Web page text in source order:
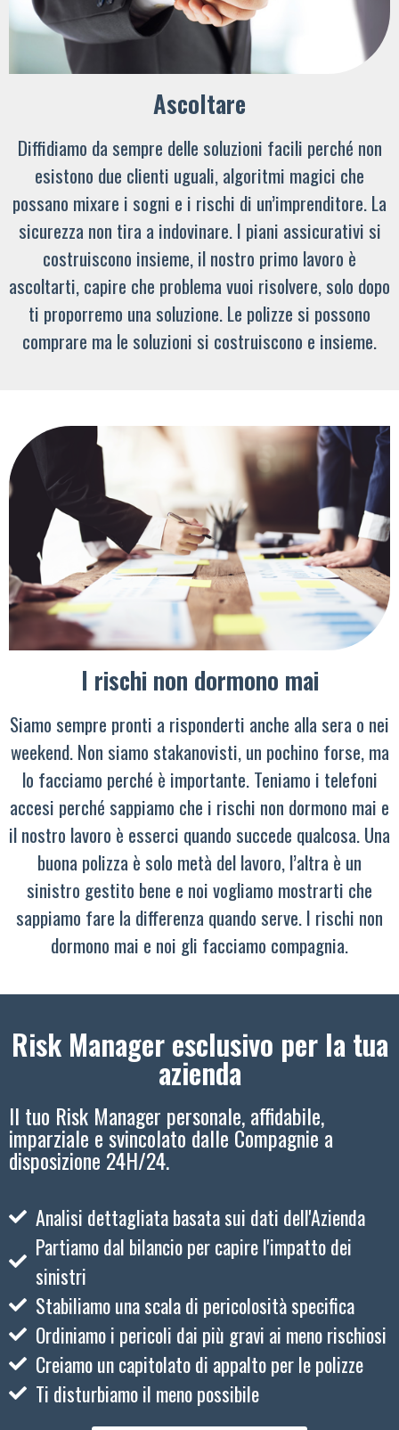
Ascoltare
Diffidiamo da sempre delle soluzioni facili perché non
esistono due clienti uguali, algoritmi magici che
possano mixare i sogni e i rischi di un’imprenditore. La
sicurezza non tira a indovinare. I piani assicurativi si
costruiscono insieme, il nostro primo lavoro è
ascoltarti, capire che problema vuoi risolvere, solo dopo
ti proporremo una soluzione. Le polizze si possono
comprare ma le soluzioni si costruiscono e insieme.
I rischi non dormono mai
Siamo sempre pronti a risponderti anche alla sera o nei
weekend. Non siamo stakanovisti, un pochino forse, ma
lo facciamo perché è importante. Teniamo i telefoni
accesi perché sappiamo che i rischi non dormono mai e
il nostro lavoro è esserci quando succede qualcosa. Una
buona polizza è solo metà del lavoro, l’altra è un
sinistro gestito bene e noi vogliamo mostrarti che
sappiamo fare la differenza quando serve. I rischi non
dormono mai e noi gli facciamo compagnia.
Risk Manager esclusivo per la tua
azienda
Il tuo Risk Manager personale, affidabile,
imparziale e svincolato dalle Compagnie a
disposizione 24H/24.
Analisi dettagliata basata sui dati dell'Azienda
Partiamo dal bilancio per capire l'impatto dei
sinistri
Stabiliamo una scala di pericolosità specifica
Ordiniamo i pericoli dai più gravi ai meno rischiosi
Creiamo un capitolato di appalto per le polizze
Ti disturbiamo il meno possibile